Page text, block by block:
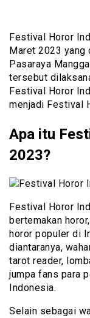
Festival Horor
Maret 2023 yang
Pasaraya
tersebut
Festival Horor
menjadi Festival
Apa itu
2023?
Festival Horor
bertemakan
horor populer di
diantaranya,
tarot reader,
jumpa fans para
Indonesia.
Selain sebagai